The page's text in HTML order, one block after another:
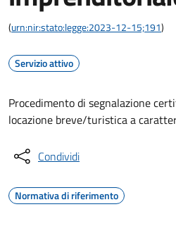
(urn:nir:stato:legge:2023-12-15;191)
Servizio attivo
Procedimento di segnalazione
locazione breve/turistica a
Condividi
Normativa di riferimento